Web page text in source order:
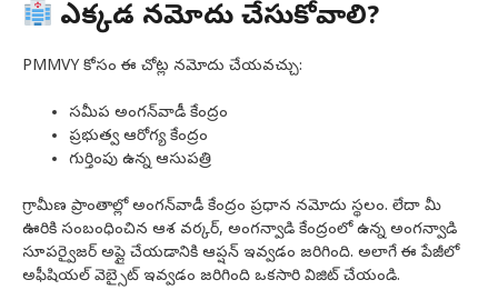
ఎక్కడ నమోదు చేసుకోవాలి?
PMMVY కోసం ఈ చోట్ల నమోదు చేయవచ్చు:
సమీప అంగన్‌వాడీ కేంద్రం
ప్రభుత్వ ఆరోగ్య కేంద్రం
గుర్తింపు ఉన్న ఆసుపత్రి
గ్రామీణ ప్రాంతాల్లో అంగన్‌వాడీ కేంద్రం ప్రధాన నమోదు స్థలం. లేదా మీ
ఊరికి సంబంధించిన ఆశ వర్కర్, అంగన్వాడి కేంద్రంలో ఉన్న అంగన్వాడి
సూపర్వైజర్ అప్లై చేయడానికి ఆప్షన్ ఇవ్వడం జరిగింది. అలాగే ఈ పేజీలో
అఫీషియల్ వెబ్సైట్ ఇవ్వడం జరిగింది ఒకసారి విజిట్ చేయండి.